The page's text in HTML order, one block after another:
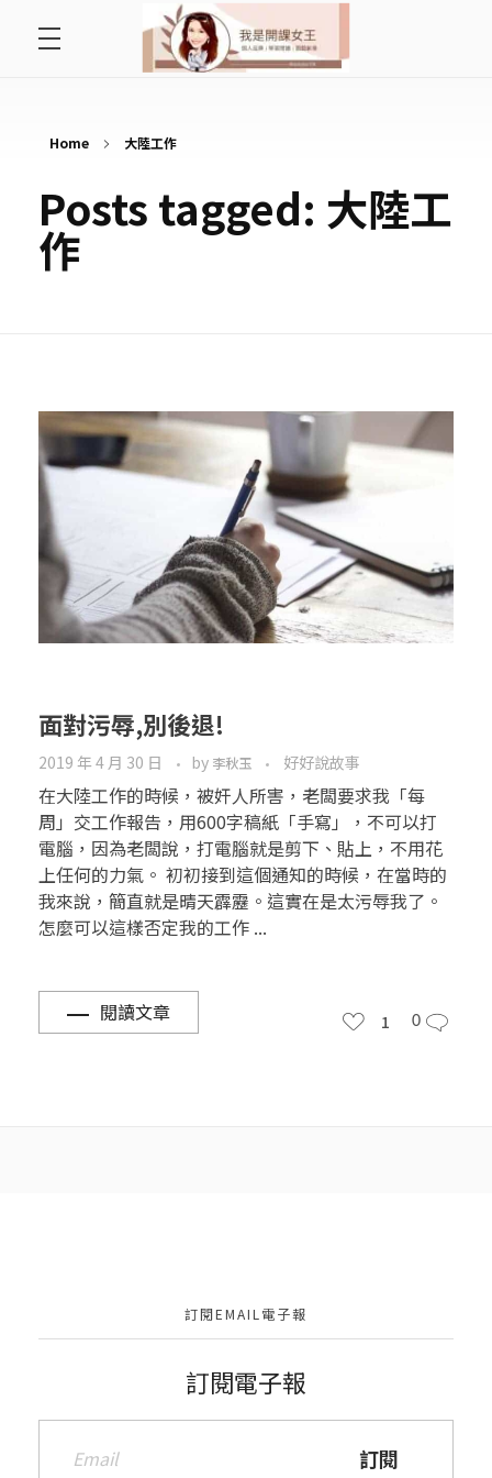
好好說故事
最愛讀書會
遇見好課程
Home 大陸工作
Posts tagged: 大陸工
作
面對污辱,別後退!
2019 年 4 月 30 日 by 李秋玉 好好說故事
在大陸工作的時候，被奸人所害，老闆要求我「每
周」交工作報告，用600字稿紙「手寫」，不可以打
電腦，因為老闆說，打電腦就是剪下、貼上，不用花
上任何的力氣。 初初接到這個通知的時候，在當時的
我來說，簡直就是晴天霹靂。這實在是太污辱我了。
怎麼可以這樣否定我的工作 ...
閱讀文章 1 0
訂閱EMAIL電子報
訂閱電子報